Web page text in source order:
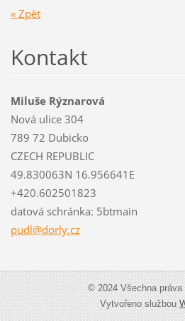
« Zpět
Kontakt
Miluše Rýznarová
Nová ulice 304
789 72 Dubicko
CZECH REPUBLIC
49.830063N 16.956641E
+420.602501823
datová schránka: 5btmain
pudl@dorly.cz
© 2024 Všechna práva
Vytvořeno službou